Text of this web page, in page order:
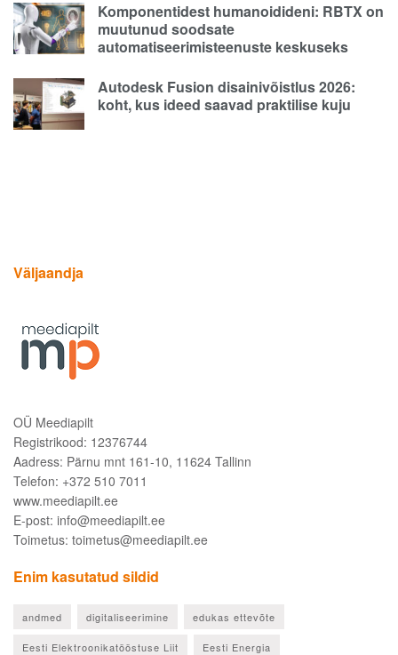
Komponentidest humanoidideni: RBTX on
muutunud soodsate
automatiseerimisteenuste keskuseks
Autodesk Fusion disainivõistlus 2026:
koht, kus ideed saavad praktilise kuju
Väljaandja
OÜ Meediapilt
Registrikood: 12376744
Aadress: Pärnu mnt 161-10, 11624 Tallinn
Telefon: +372 510 7011
www.meediapilt.ee
E-post: info@meediapilt.ee
Toimetus: toimetus@meediapilt.ee
Enim kasutatud sildid
andmed digitaliseerimine edukas ettevõte
Eesti Elektroonikatööstuse Liit Eesti Energia